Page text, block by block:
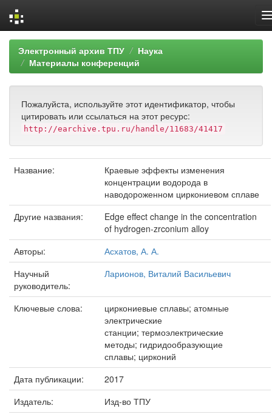
Skip
navigation
Электронный архив ТПУ
Наука
Материалы конференций
Пожалуйста, используйте этот идентификатор, чтобы
цитировать или ссылаться на этот ресурс:
http://earchive.tpu.ru/handle/11683/41417
Название:
Краевые эффекты изменения
концентрации водорода в
наводороженном циркониевом сплаве
Другие названия:
Edge effect change in the concentration
of hydrogen-zrconium alloy
Авторы:
Асхатов, А. А.
Научный
руководитель:
Ларионов, Виталий Васильевич
Ключевые слова:
циркониевые сплавы; атомные
электрические
станции; термоэлектрические
методы; гидридообразующие
сплавы; цирконий
Дата публикации:
2017
Издатель:
Изд-во ТПУ